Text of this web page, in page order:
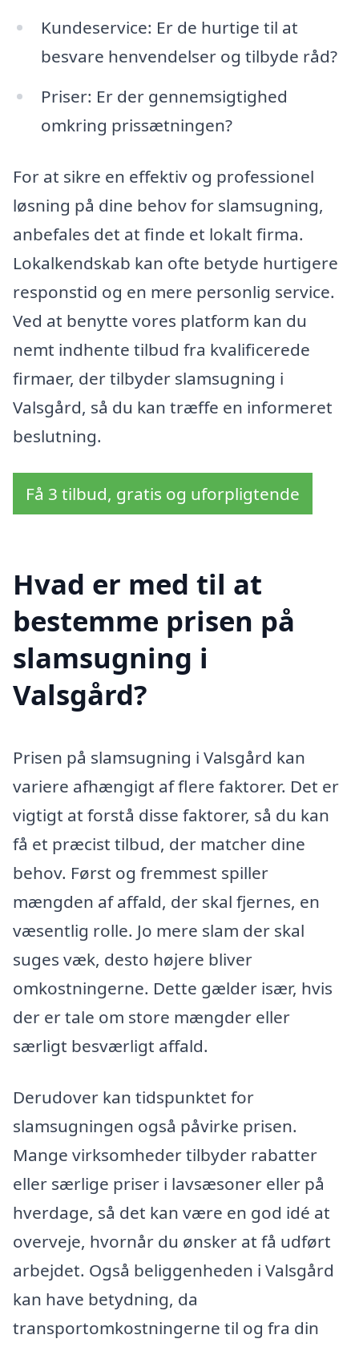
Kundeservice: Er de hurtige til at
besvare henvendelser og tilbyde råd?
Priser: Er der gennemsigtighed
omkring prissætningen?
For at sikre en effektiv og professionel
løsning på dine behov for slamsugning,
anbefales det at finde et lokalt firma.
Lokalkendskab kan ofte betyde hurtigere
responstid og en mere personlig service.
Ved at benytte vores platform kan du
nemt indhente tilbud fra kvalificerede
firmaer, der tilbyder slamsugning i
Valsgård, så du kan træffe en informeret
beslutning.
Få 3 tilbud, gratis og uforpligtende
Hvad er med til at
bestemme prisen på
slamsugning i
Valsgård?
Prisen på slamsugning i Valsgård kan
variere afhængigt af flere faktorer. Det er
vigtigt at forstå disse faktorer, så du kan
få et præcist tilbud, der matcher dine
behov. Først og fremmest spiller
mængden af affald, der skal fjernes, en
væsentlig rolle. Jo mere slam der skal
suges væk, desto højere bliver
omkostningerne. Dette gælder især, hvis
der er tale om store mængder eller
særligt besværligt affald.
Derudover kan tidspunktet for
slamsugningen også påvirke prisen.
Mange virksomheder tilbyder rabatter
eller særlige priser i lavsæsoner eller på
hverdage, så det kan være en god idé at
overveje, hvornår du ønsker at få udført
arbejdet. Også beliggenheden i Valsgård
kan have betydning, da
transportomkostningerne til og fra din